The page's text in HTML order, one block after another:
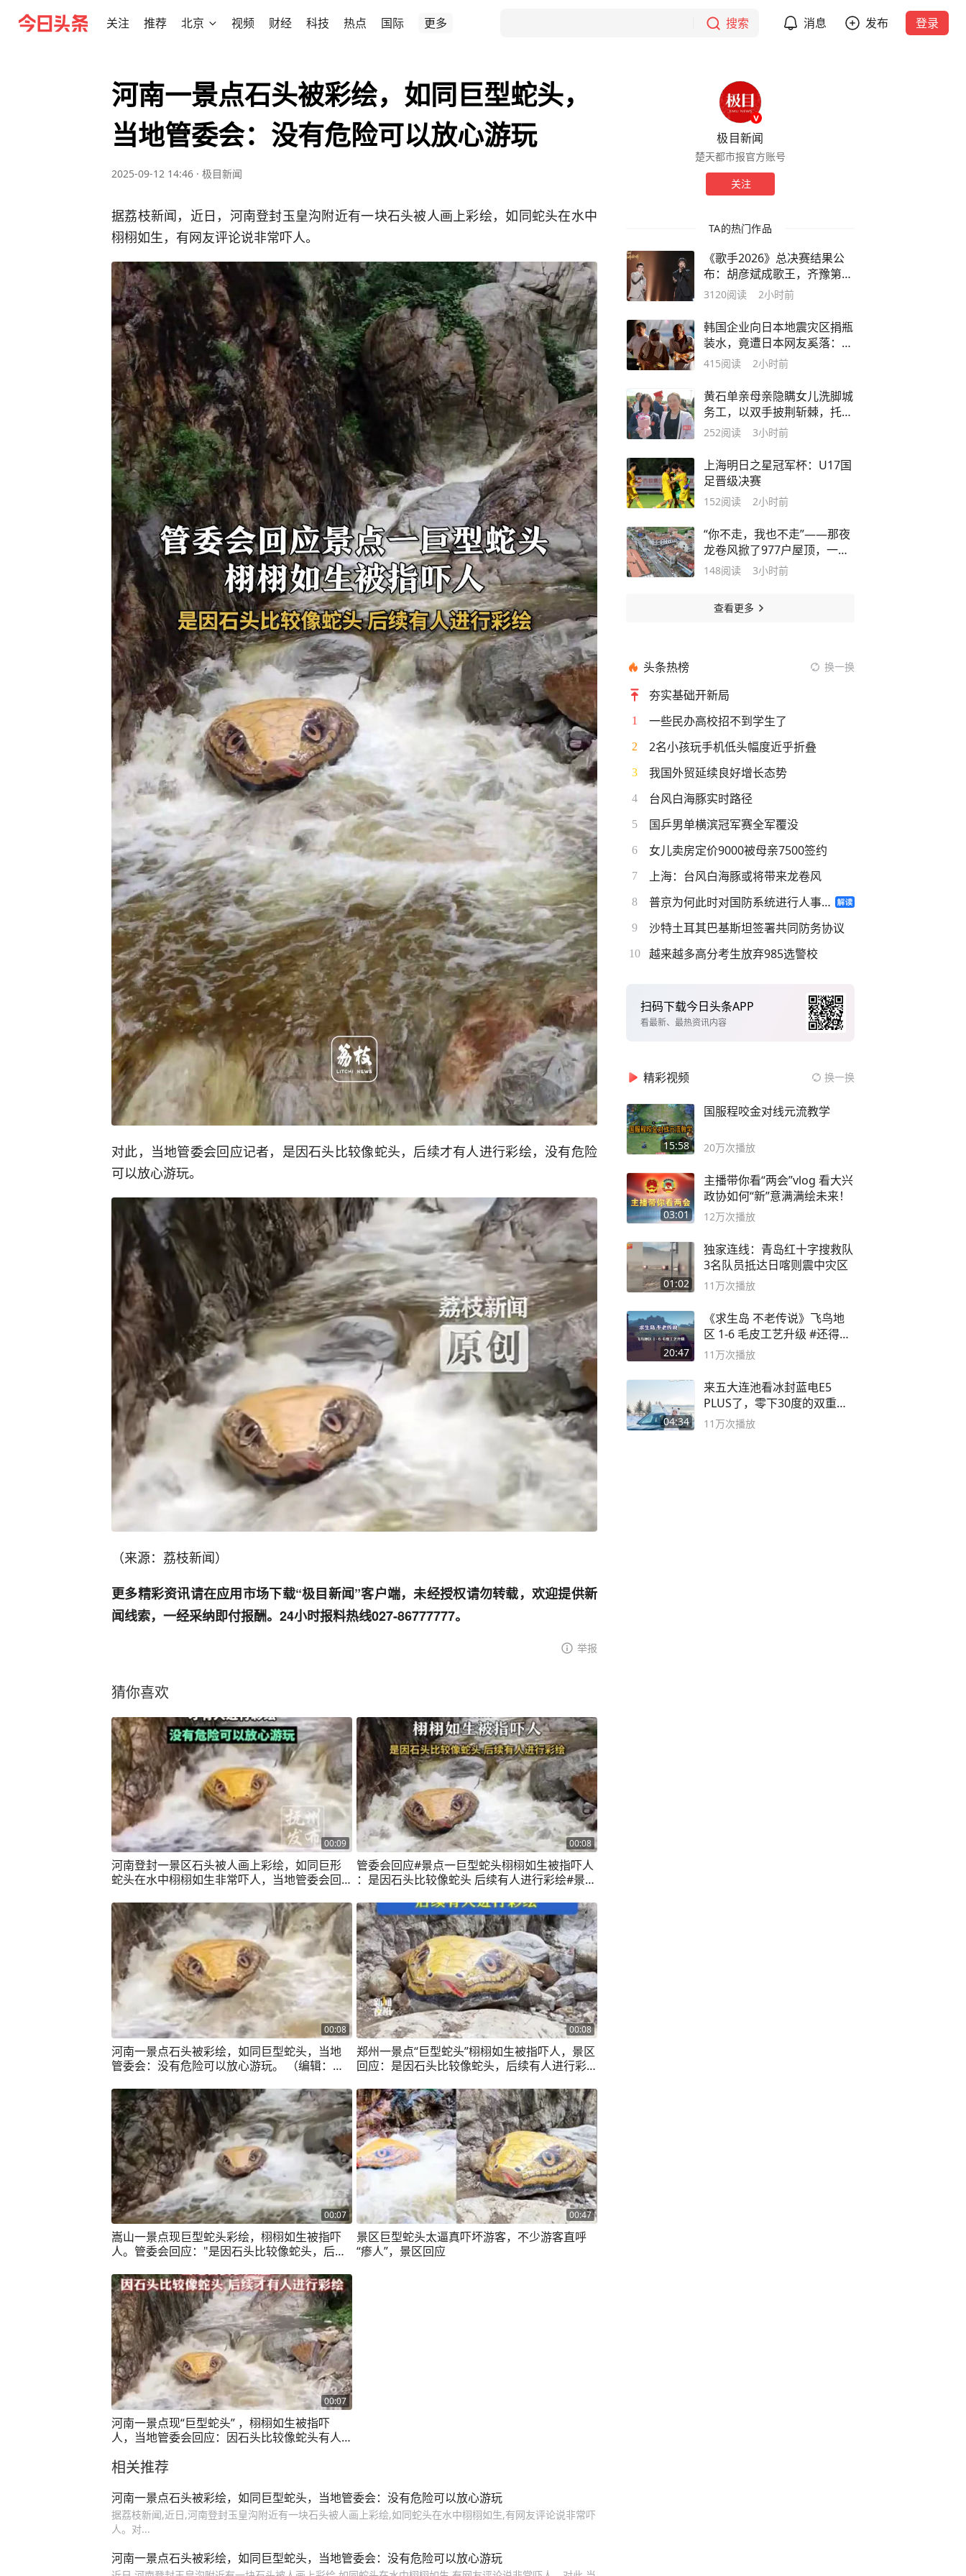
关注 推荐 北京 视频 财经 科技 热点 国际 更多 搜索 消息 发布 登录
河南一景点石头被彩绘，如同巨型蛇头，
当地管委会：没有危险可以放心游玩
2025-09-12 14:46 · 极目新闻
据荔枝新闻，近日，河南登封玉皇沟附近有一块石头被人画上彩绘，如同蛇头在水中
栩栩如生，有网友评论说非常吓人。
对此，当地管委会回应记者，是因石头比较像蛇头，后续才有人进行彩绘，没有危险
可以放心游玩。
（来源：荔枝新闻）
更多精彩资讯请在应用市场下载“极目新闻”客户端，未经授权请勿转载，欢迎提供新
闻线索，一经采纳即付报酬。24小时报料热线027-86777777。
举报
猜你喜欢
00:09
河南登封一景区石头被人画上彩绘，如同巨形
蛇头在水中栩栩如生非常吓人，当地管委会回
有危险可以放心游玩（荔枝新闻）
00:08
管委会回应#景点一巨型蛇头栩栩如生被指吓人
：是因石头比较像蛇头 后续有人进行彩绘#景区
00:08
河南一景点石头被彩绘，如同巨型蛇头，当地
管委会：没有危险可以放心游玩。 （编辑：郑
00:08
郑州一景点“巨型蛇头”栩栩如生被指吓人，景区
回应：是因石头比较像蛇头，后续有人进行彩
00:07
嵩山一景点现巨型蛇头彩绘，栩栩如生被指吓
人。管委会回应："是因石头比较像蛇头，后续
00:47
景区巨型蛇头太逼真吓坏游客，不少游客直呼
“瘆人”，景区回应
00:07
河南一景点现“巨型蛇头” ，栩栩如生被指吓
人，当地管委会回应：因石头比较像蛇头有人
相关推荐
河南一景点石头被彩绘，如同巨型蛇头，当地管委会：没有危险可以放心游玩
据荔枝新闻,近日,河南登封玉皇沟附近有一块石头被人画上彩绘,如同蛇头在水中栩栩如生,有网友评论说非常吓
人。对...
河南一景点石头被彩绘，如同巨型蛇头，当地管委会：没有危险可以放心游玩
极目新闻
楚天都市报官方账号
关注
TA的热门作品
《歌手2026》总决赛结果公
布：胡彦斌成歌王，齐豫第
二，万妮达第三
3120阅读 2小时前
韩国企业向日本地震灾区捐瓶
装水，竟遭日本网友奚落：不
想喝韩国水，唯一用途是冲厕
415阅读 2小时前
黄石单亲母亲隐瞒女儿洗脚城
务工，以双手披荆斩棘，托举
女儿641分圆梦大学
252阅读 3小时前
上海明日之星冠军杯：U17国
足晋级决赛
152阅读 2小时前
“你不走，我也不走”——那夜
龙卷风掀了977户屋顶，一个
月后梁子湖畔灯火重新亮起
148阅读 3小时前
查看更多
头条热榜 换一换
夯实基础开新局
1 一些民办高校招不到学生了
2 2名小孩玩手机低头幅度近乎折叠
3 我国外贸延续良好增长态势
4 台风白海豚实时路径
5 国乒男单横滨冠军赛全军覆没
6 女儿卖房定价9000被母亲7500签约
7 上海：台风白海豚或将带来龙卷风
8 普京为何此时对国防系统进行人事调整
9 沙特土耳其巴基斯坦签署共同防务协议
10 越来越多高分考生放弃985选警校
扫码下载今日头条APP
看最新、最热资讯内容
精彩视频 换一换
15:58
国服程咬金对线元流教学
20万次播放
03:01
主播带你看“两会”vlog 看大兴
政协如何“新”意满满绘未来！
12万次播放
01:02
独家连线：青岛红十字搜救队
3名队员抵达日喀则震中灾区
11万次播放
20:47
《求生岛 不老传说》飞鸟地
区 1-6 毛皮工艺升级 #还得是
主机大作
11万次播放
04:34
来五大连池看冰封蓝电E5
PLUS了，零下30度的双重冰
封40小时全录
11万次播放